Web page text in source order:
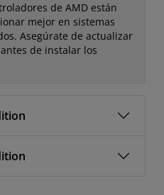
Contacto
de AMD están
mejor en sistemas
Asegúrate de actualizar
de instalar los